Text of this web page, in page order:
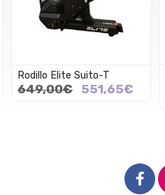
Rodillo Elite Suito-T
649,00€ 551,65€